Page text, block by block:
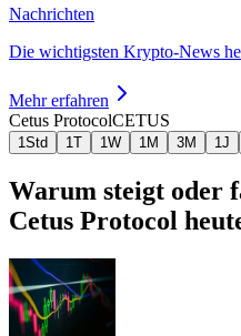
Nachrichten
Die wichtigsten Krypto-News
Mehr erfahren
Cetus ProtocolCETUS
1Std 1T 1W 1M 3M 1J
Warum steigt oder
Cetus Protocol